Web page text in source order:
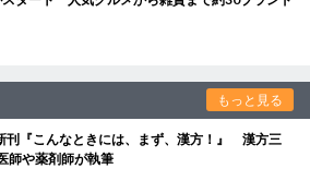
もっと見る
刊『こんなときには、まず、漢方！』 漢方三
師や薬剤師が執筆